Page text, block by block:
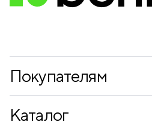
Покупателям
Каталог